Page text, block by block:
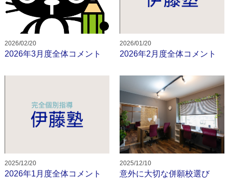
二上駅前校
中学生コース
高校生・大学受験・社会人コース
2026/02/20
2026年3月度全体コメント
2026/01/20
2026年2月度全体コメント
2025/12/20
2026年1月度全体コメント
2025/12/10
意外に大切な併願校選び